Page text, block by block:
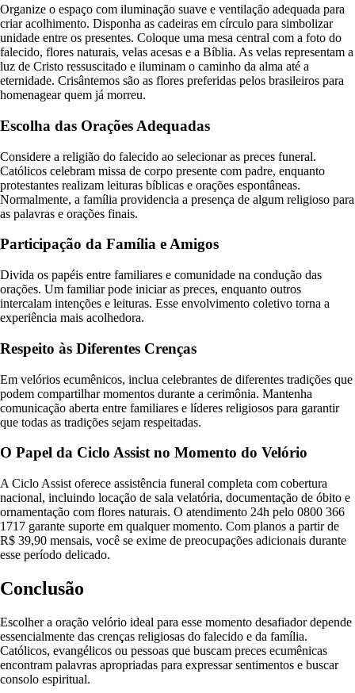
Organize o espaço com iluminação suave e ventilação adequada para
criar acolhimento. Disponha as cadeiras em círculo para simbolizar
unidade entre os presentes. Coloque uma mesa central com a foto do
falecido, flores naturais, velas acesas e a Bíblia. As velas representam a
luz de Cristo ressuscitado e iluminam o caminho da alma até a
eternidade. Crisântemos são as flores preferidas pelos brasileiros para
homenagear quem já morreu.
Escolha das Orações Adequadas
Considere a religião do falecido ao selecionar as preces funeral.
Católicos celebram missa de corpo presente com padre, enquanto
protestantes realizam leituras bíblicas e orações espontâneas.
Normalmente, a família providencia a presença de algum religioso para
as palavras e orações finais.
Participação da Família e Amigos
Divida os papéis entre familiares e comunidade na condução das
orações. Um familiar pode iniciar as preces, enquanto outros
intercalam intenções e leituras. Esse envolvimento coletivo torna a
experiência mais acolhedora.
Respeito às Diferentes Crenças
Em velórios ecumênicos, inclua celebrantes de diferentes tradições que
podem compartilhar momentos durante a cerimônia. Mantenha
comunicação aberta entre familiares e líderes religiosos para garantir
que todas as tradições sejam respeitadas.
O Papel da Ciclo Assist no Momento do Velório
A Ciclo Assist oferece assistência funeral completa com cobertura
nacional, incluindo locação de sala velatória, documentação de óbito e
ornamentação com flores naturais. O atendimento 24h pelo 0800 366
1717 garante suporte em qualquer momento. Com planos a partir de
R$ 39,90 mensais, você se exime de preocupações adicionais durante
esse período delicado.
Conclusão
Escolher a oração velório ideal para esse momento desafiador depende
essencialmente das crenças religiosas do falecido e da família.
Católicos, evangélicos ou pessoas que buscam preces ecumênicas
encontram palavras apropriadas para expressar sentimentos e buscar
consolo espiritual.